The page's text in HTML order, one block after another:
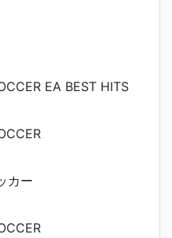
EA BEST HITS
カー